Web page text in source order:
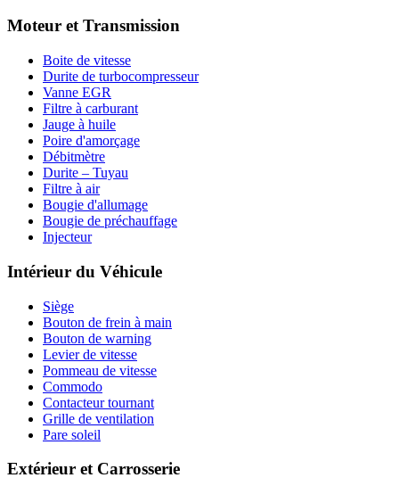
Moteur et Transmission
Boite de vitesse
Durite de turbocompresseur
Vanne EGR
Filtre à carburant
Jauge à huile
Poire d'amorçage
Débitmètre
Durite – Tuyau
Filtre à air
Bougie d'allumage
Bougie de préchauffage
Injecteur
Intérieur du Véhicule
Siège
Bouton de frein à main
Bouton de warning
Levier de vitesse
Pommeau de vitesse
Commodo
Contacteur tournant
Grille de ventilation
Pare soleil
Extérieur et Carrosserie